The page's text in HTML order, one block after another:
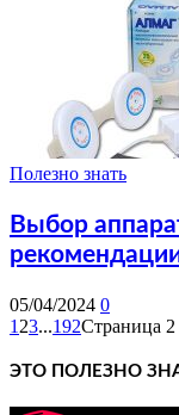
Полезно знать
Выбор
05/04/2024 0
1 23...192Страница 2
ЭТО ПОЛЕЗНО